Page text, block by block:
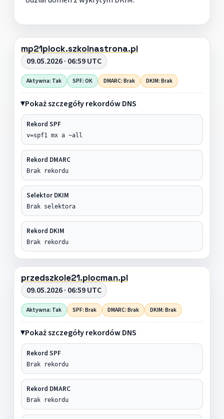
mp21plock.szkolnastrona.pl
09.05.2026 · 06:59 UTC
Aktywna: Tak SPF: OK DMARC: Brak DKIM: Brak
Pokaż szczegóły rekordów DNS
Rekord SPF
v=spf1 mx a ~all
Rekord DMARC
Brak rekordu
Selektor DKIM
Brak selektora
Rekord DKIM
Brak rekordu
przedszkole21.plocman.pl
09.05.2026 · 06:59 UTC
Aktywna: Tak SPF: Brak DMARC: Brak DKIM: Brak
Pokaż szczegóły rekordów DNS
Rekord SPF
Brak rekordu
Rekord DMARC
Brak rekordu